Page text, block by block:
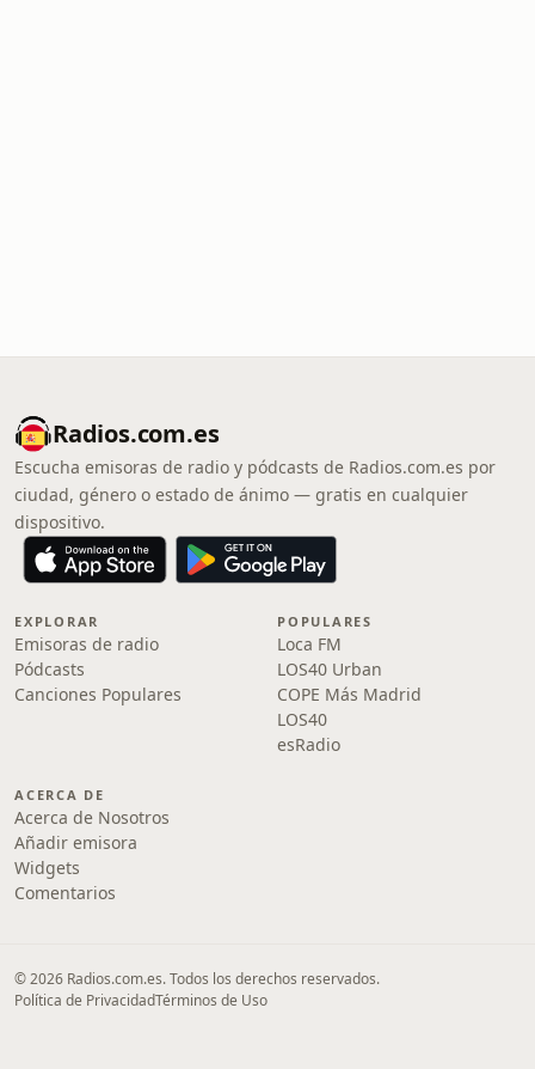
Radios.com.es
Escucha emisoras de radio y pódcasts de Radios.com.es por
ciudad, género o estado de ánimo — gratis en cualquier
dispositivo.
EXPLORAR
Emisoras de radio
Pódcasts
Canciones Populares
POPULARES
Loca FM
LOS40 Urban
COPE Más Madrid
LOS40
esRadio
ACERCA DE
Acerca de Nosotros
Añadir emisora
Widgets
Comentarios
© 2026 Radios.com.es. Todos los derechos reservados.
Política de PrivacidadTérminos de Uso